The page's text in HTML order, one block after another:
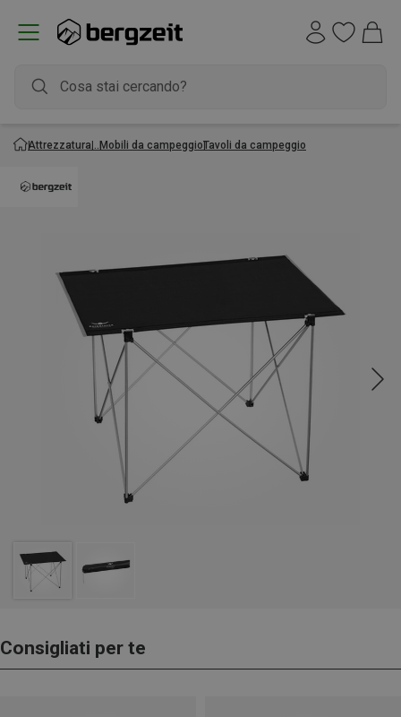
Attrezzatura Mobili da campeggioTavoli da campeggio
Consigliati per te